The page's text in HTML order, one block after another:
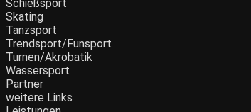
Schießsport
Skating
Tanzsport
Trendsport/Funsport
Turnen/Akrobatik
Wassersport
Partner
weitere Links